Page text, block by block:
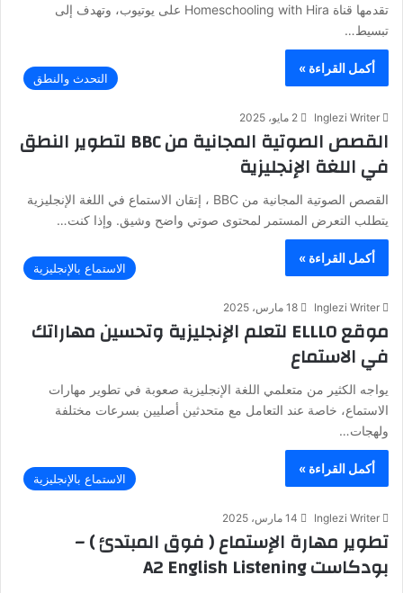
تقدمها قناة Homeschooling with Hira على يوتيوب، وتهدف إلى
تبسيط…
أكمل القراءة »
التحدث والنطق
Inglezi Writer 2 مايو، 2025
القصص الصوتية المجانية من BBC لتطوير النطق
في اللغة الإنجليزية
القصص الصوتية المجانية من BBC ، إتقان الاستماع في اللغة الإنجليزية
يتطلب التعرض المستمر لمحتوى صوتي واضح وشيق. وإذا كنت…
أكمل القراءة »
الاستماع بالإنجليزية
Inglezi Writer 18 مارس، 2025
موقع ELLLO لتعلم الإنجليزية وتحسين مهاراتك
في الاستماع
يواجه الكثير من متعلمي اللغة الإنجليزية صعوبة في تطوير مهارات
الاستماع، خاصة عند التعامل مع متحدثين أصليين بسرعات مختلفة
ولهجات…
أكمل القراءة »
الاستماع بالإنجليزية
Inglezi Writer 14 مارس، 2025
تطوير مهارة الإستماع ( فوق المبتدئ ) –
بودكاست A2 English Listening